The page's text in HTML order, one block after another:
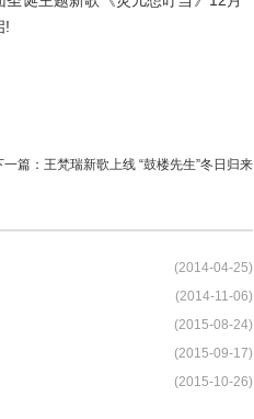
!
一篇： 王梵瑞新歌上线 “鼓楼先生”冬日归来
(2014-04-25)
(2014-11-06)
(2015-08-24)
(2015-09-17)
(2015-10-26)